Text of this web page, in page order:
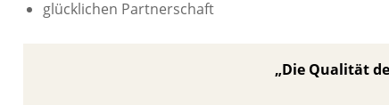
glücklichen Partnerschaft
„Die Qualität